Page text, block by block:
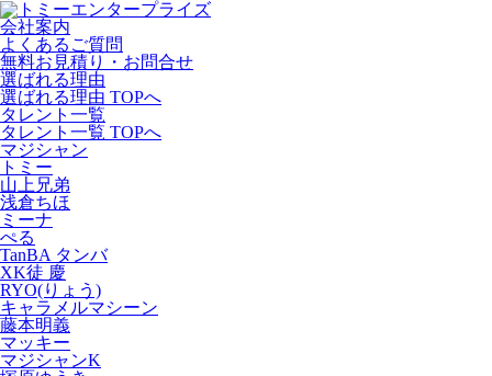
会社案内
よくあるご質問
無料お見積り・お問合せ
選ばれる理由
選ばれる理由 TOPへ
タレント一覧
タレント一覧 TOPへ
マジシャン
トミー
山上兄弟
浅倉ちほ
ミーナ
ぺる
TanBA タンバ
XK徒 慶
RYO(りょう)
キャラメルマシーン
藤本明義
マッキー
マジシャンK